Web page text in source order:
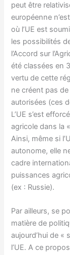
peut être
européenne
où l’UE est
les possibilités
l’Accord sur
été classées en
vertu de cette
ne créent pas
autorisées (ces
L’UE s’est
agricole dans la
Ainsi, même si
autonome, elle
cadre
puissances
(ex : Russie).
Par ailleurs, se
matière de
aujourd’hui de «
l’UE. A ce